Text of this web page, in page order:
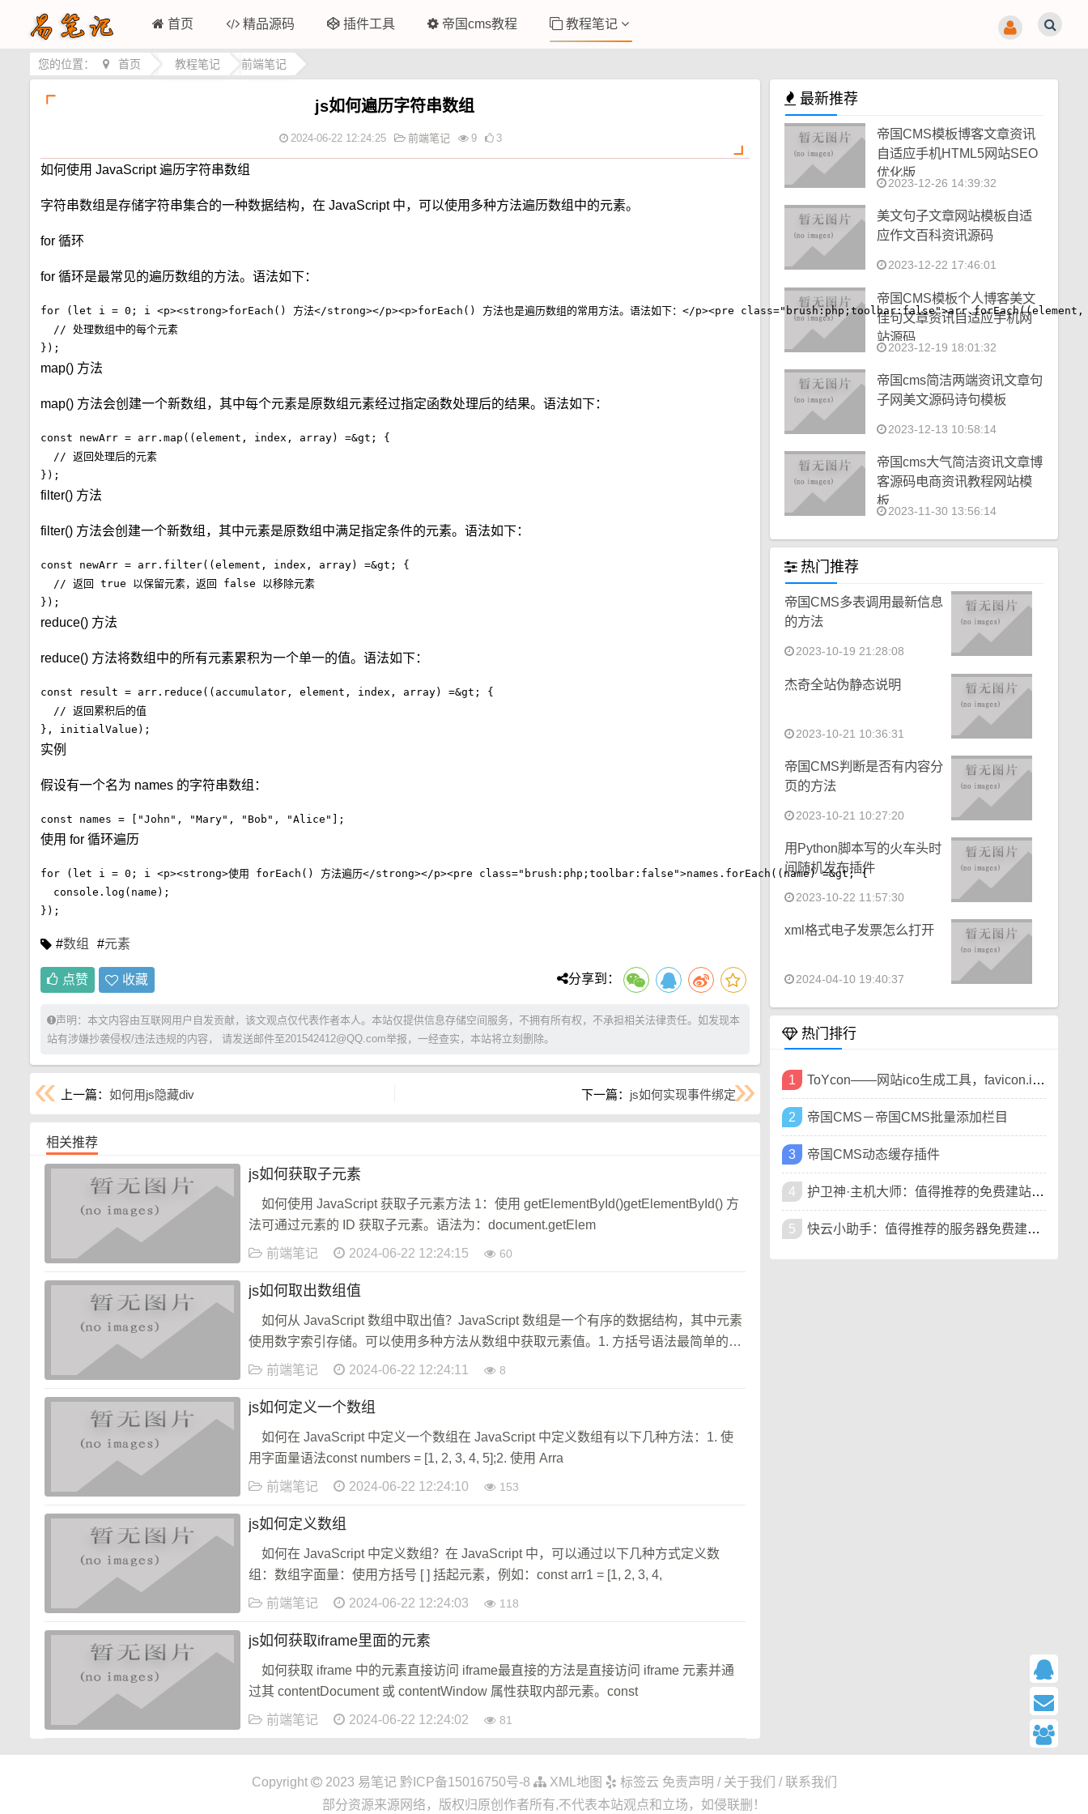
首页 精品源码 插件工具 帝国cms教程 教程笔记
您的位置： 首页 > 教程笔记 >前端笔记
js如何遍历字符串数组
2024-06-22 12:24:25 前端笔记 9 3
如何使用 JavaScript 遍历字符串数组
字符串数组是存储字符串集合的一种数据结构，在 JavaScript 中，可以使用多种方法遍历数组中的元素。
for 循环
for 循环是最常见的遍历数组的方法。语法如下：
for (let i = 0; i <p><strong>forEach() 方法</strong></p><p>forEach() 方法也是遍历数组的常用方法。语法如下：</p><pre
  // 处理数组中的每个元素
});
map() 方法
map() 方法会创建一个新数组，其中每个元素是原数组元素经过指定函数处理后的结果。语法如下：
const newArr = arr.map((element, index, array) =&gt; {
  // 返回处理后的元素
});
filter() 方法
filter() 方法会创建一个新数组，其中元素是原数组中满足指定条件的元素。语法如下：
const newArr = arr.filter((element, index, array) =&gt; {
  // 返回 true 以保留元素，返回 false 以移除元素
});
reduce() 方法
reduce() 方法将数组中的所有元素累积为一个单一的值。语法如下：
const result = arr.reduce((accumulator, element, index, array) =&gt; {
  // 返回累积后的值
}, initialValue);
实例
假设有一个名为 names 的字符串数组：
const names = ["John", "Mary", "Bob", "Alice"];
使用 for 循环遍历
for (let i = 0; i <p><strong>使用 forEach() 方法遍历</strong></p><pre class="brush:php;toolbar:false">names.forEach((name) =&gt; {
  console.log(name);
});
#数组 #元素
点赞 收藏 分享到：
声明：本文内容由互联网用户自发贡献，该文观点仅代表作者本人。本站仅提供信息存储空间服务，不拥有所有权，不承担相关法律责任。如发现本
站有涉嫌抄袭侵权/违法违规的内容， 请发送邮件至201542412@QQ.com举报，一经查实，本站将立刻删除。
上一篇： 如何用js隐藏div 下一篇： js如何实现事件绑定
相关推荐
js如何获取子元素
如何使用 JavaScript 获取子元素方法 1：使用 getElementById()getElementById() 方
法可通过元素的 ID 获取子元素。语法为：document.getElem
前端笔记 2024-06-22 12:24:15 60
js如何取出数组值
如何从 JavaScript 数组中取出值？JavaScript 数组是一个有序的数据结构，其中元素
使用数字索引存储。可以使用多种方法从数组中获取元素值。1. 方括号语法最简单的方
法是从数组中获取元素
前端笔记 2024-06-22 12:24:11 8
js如何定义一个数组
如何在 JavaScript 中定义一个数组在 JavaScript 中定义数组有以下几种方法：1. 使
用字面量语法const numbers = [1, 2, 3, 4, 5];2. 使用 Arra
前端笔记 2024-06-22 12:24:10 153
js如何定义数组
如何在 JavaScript 中定义数组？在 JavaScript 中，可以通过以下几种方式定义数
组：数组字面量：使用方括号 [ ] 括起元素，例如：const arr1 = [1, 2, 3, 4,
前端笔记 2024-06-22 12:24:03 118
js如何获取iframe里面的元素
如何获取 iframe 中的元素直接访问 iframe最直接的方法是直接访问 iframe 元素并通
过其 contentDocument 或 contentWindow 属性获取内部元素。const
前端笔记 2024-06-22 12:24:02 81
最新推荐
帝国CMS模板博客文章资讯
自适应手机HTML5网站SEO
优化版
2023-12-26 14:39:32
美文句子文章网站模板自适
应作文百科资讯源码
2023-12-22 17:46:01
帝国CMS模板个人博客美文
佳句文章资讯自适应手机网
站源码
2023-12-19 18:01:32
帝国cms简洁两端资讯文章句
子网美文源码诗句模板
2023-12-13 10:58:14
帝国cms大气简洁资讯文章博
客源码电商资讯教程网站模
板
2023-11-30 13:56:14
热门推荐
帝国CMS多表调用最新信息
的方法
2023-10-19 21:28:08
杰奇全站伪静态说明
2023-10-21 10:36:31
帝国CMS判断是否有内容分
页的方法
2023-10-21 10:27:20
用Python脚本写的火车头时
间随机发布插件
2023-10-22 11:57:30
xml格式电子发票怎么打开
2024-04-10 19:40:37
热门排行
1 ToYcon——网站ico生成工具，favicon.ico生成工具
2 帝国CMS－帝国CMS批量添加栏目
3 帝国CMS动态缓存插件
4 护卫神·主机大师：值得推荐的免费建站环境集成工具
5 快云小助手：值得推荐的服务器免费建站环境集成工具
Copyright 2023 易笔记 黔ICP备15016750号-8 XML地图 标签云 免责声明 / 关于我们 / 联系我们
部分资源来源网络，版权归原创作者所有,不代表本站观点和立场，如侵联删！